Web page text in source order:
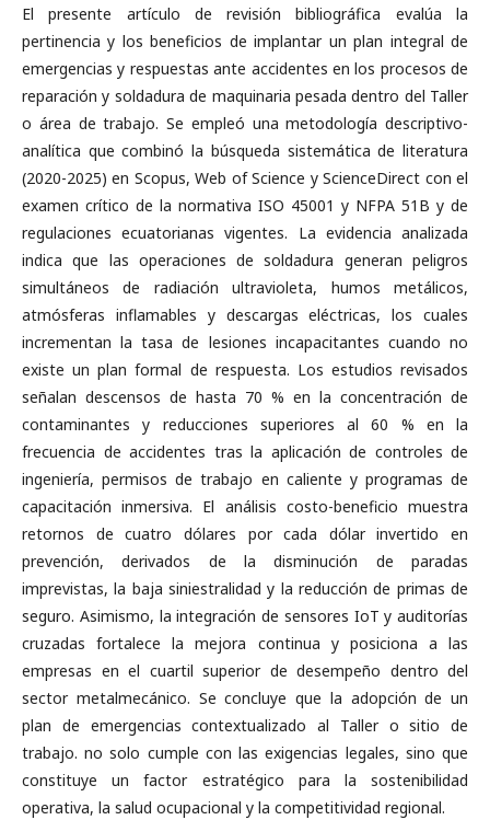
El presente artículo de revisión bibliográfica evalúa la
pertinencia y los beneficios de implantar un plan integral de
emergencias y respuestas ante accidentes en los procesos de
reparación y soldadura de maquinaria pesada dentro del Taller
o área de trabajo. Se empleó una metodología descriptivo-
analítica que combinó la búsqueda sistemática de literatura
(2020-2025) en Scopus, Web of Science y ScienceDirect con el
examen crítico de la normativa ISO 45001 y NFPA 51B y de
regulaciones ecuatorianas vigentes. La evidencia analizada
indica que las operaciones de soldadura generan peligros
simultáneos de radiación ultravioleta, humos metálicos,
atmósferas inflamables y descargas eléctricas, los cuales
incrementan la tasa de lesiones incapacitantes cuando no
existe un plan formal de respuesta. Los estudios revisados
señalan descensos de hasta 70 % en la concentración de
contaminantes y reducciones superiores al 60 % en la
frecuencia de accidentes tras la aplicación de controles de
ingeniería, permisos de trabajo en caliente y programas de
capacitación inmersiva. El análisis costo-beneficio muestra
retornos de cuatro dólares por cada dólar invertido en
prevención, derivados de la disminución de paradas
imprevistas, la baja siniestralidad y la reducción de primas de
seguro. Asimismo, la integración de sensores IoT y auditorías
cruzadas fortalece la mejora continua y posiciona a las
empresas en el cuartil superior de desempeño dentro del
sector metalmecánico. Se concluye que la adopción de un
plan de emergencias contextualizado al Taller o sitio de
trabajo. no solo cumple con las exigencias legales, sino que
constituye un factor estratégico para la sostenibilidad
operativa, la salud ocupacional y la competitividad regional.